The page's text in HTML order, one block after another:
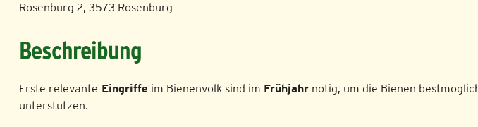
Rosenburg 2, 3573 Rosenburg
Beschreibung
Erste relevante Eingriffe im Bienenvolk sind im Frühjahrnötig, um die Bienen
unterstützen.